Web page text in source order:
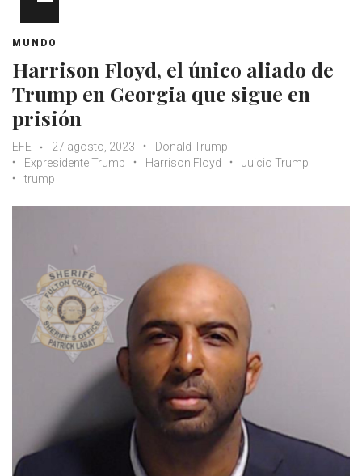
MUNDO
Harrison Floyd, el único aliado de
Trump en Georgia que sigue en
prisión
EFE 27 agosto, 2023
Donald Trump
Expresidente Trump
Harrison Floyd
Juicio Trump
trump